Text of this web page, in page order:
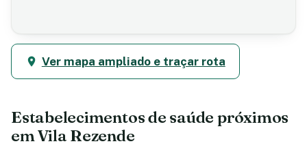
Ver mapa ampliado e traçar rota
Estabelecimentos de saúde próximos
em Vila Rezende